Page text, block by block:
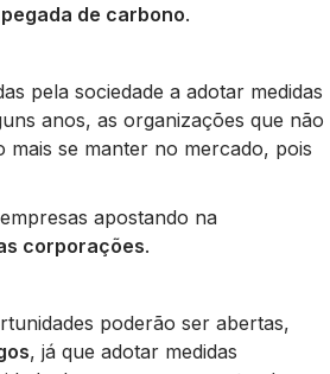
de carbono.
pela sociedade a adotar medidas
anos, as organizações que não
mais se manter no mercado, pois
apostando na
corporações.
poderão ser abertas,
, já que adotar medidas